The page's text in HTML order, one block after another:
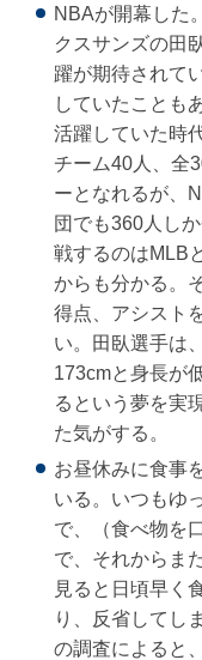
NBAが開幕した
クスサンズの田
躍が期待されて
していたことも
活躍していた時
チーム40人、全
ーとなれるが、
団でも360人し
戦するのはMLB
からも分かる。
得点、アシスト
い。田臥選手は
173cmと身長が
るという夢を実
た気がする。
お昼休みに食事
いる。いつもゆ
で、（食べ物を
で、それからま
見ると日頃早く
り、反省してし
の調査によると